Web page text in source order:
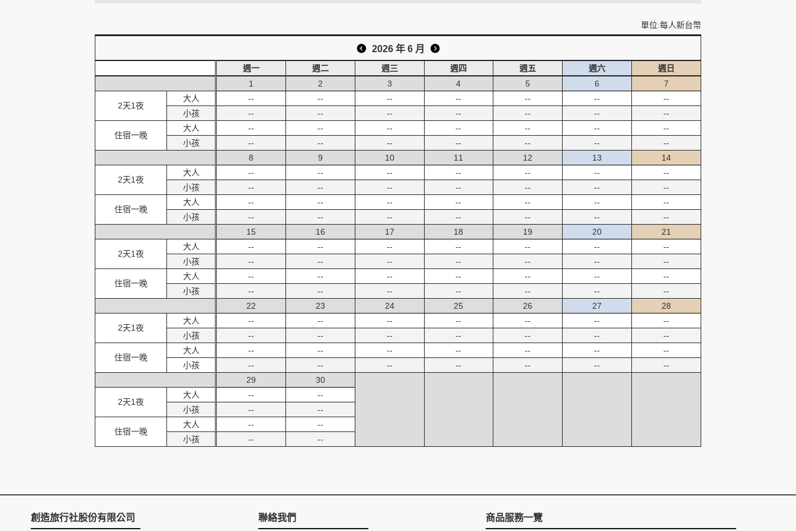
單位:每人新台幣
2026 年 6 月
2天1夜
大人
小孩
住宿一晚
大人
小孩
2天1夜
大人
小孩
住宿一晚
大人
小孩
2天1夜
大人
小孩
住宿一晚
大人
小孩
2天1夜
大人
小孩
住宿一晚
大人
小孩
2天1夜
大人
小孩
住宿一晚
大人
小孩
週一 週二 週三 週四 週五 週六
週日
1
--
--
--
--
2
--
--
--
--
3
--
--
--
--
4
--
--
--
--
5
--
--
--
--
6
--
--
--
--
7
--
--
--
--
8
--
--
--
--
9
--
--
--
--
10
--
--
--
--
11
--
--
--
--
12
--
--
--
--
13
--
--
--
--
14
--
--
--
--
15
--
--
--
--
16
--
--
--
--
17
--
--
--
--
18
--
--
--
--
19
--
--
--
--
20
--
--
--
--
21
--
--
--
--
22
--
--
--
--
23
--
--
--
--
24
--
--
--
--
25
--
--
--
--
26
--
--
--
--
27
--
--
--
--
28
--
--
--
--
29
--
--
--
--
30
--
--
--
--
創造旅行社股份有限公司 聯絡我們 商品服務一覽